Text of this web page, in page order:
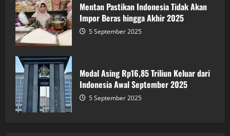
Mentan Pastikan Indonesia Tidak Akan
Impor Beras hingga Akhir 2025
5 September 2025
Modal Asing Rp16,85 Triliun Keluar dari
Indonesia Awal September 2025
5 September 2025